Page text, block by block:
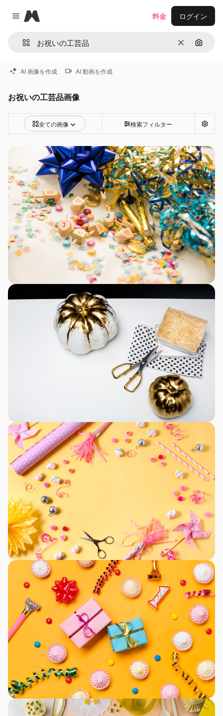
Close menu
Magnific
消去 画像で
料金 ログイン
AI 画像を作成 AI 動画を作成
お祝いの工芸品画像
全ての画像 検索フィルター